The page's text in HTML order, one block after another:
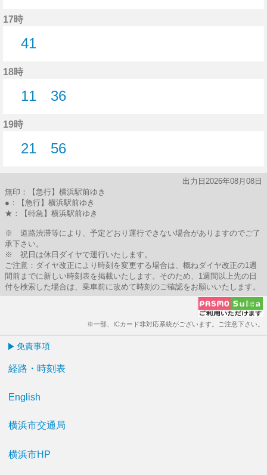
17時
41
18時
11
36
19時
21
56
出力日2026年08月08日
無印：【急行】横浜駅前ゆき
●：【急行】横浜駅前ゆき
★：【特急】横浜駅前ゆき
※ 道路渋滞等により、予定どおり運行できない場合がありますのでご了
承下さい。
※ 祝日は休日ダイヤで運行いたします。
ご注意：ダイヤ改正により時刻を変更する場合は、概ねダイヤ改正の1週
間前までに新しい時刻表を掲載いたします。そのため、1週間以上先の日
付を検索した場合は、乗車前に改めて時刻のご確認をお願いいたします。
※一部、ICカード非対応系統がございます。ご注意下さい。
免責事項
経路・時刻表
English
横浜市交通局
横浜市HP